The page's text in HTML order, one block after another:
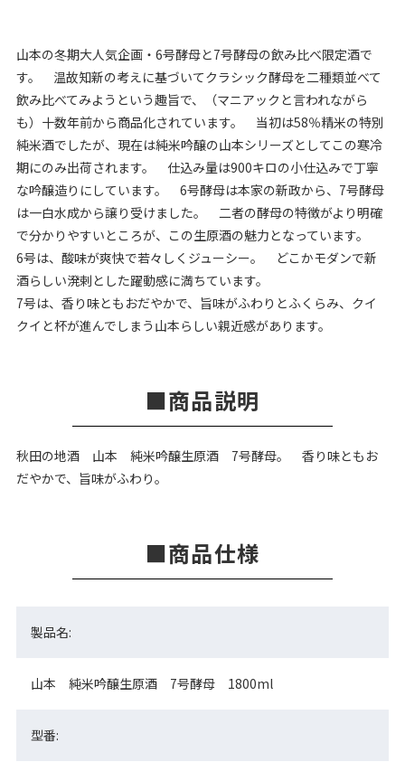
山本の冬期大人気企画・6号酵母と7号酵母の飲み比べ限定酒で
す。 温故知新の考えに基づいてクラシック酵母を二種類並べて
飲み比べてみようという趣旨で、（マニアックと言われながら
も）十数年前から商品化されています。 当初は58％精米の特別
純米酒でしたが、現在は純米吟醸の山本シリーズとしてこの寒冷
期にのみ出荷されます。 仕込み量は900キロの小仕込みで丁寧
な吟醸造りにしています。 6号酵母は本家の新政から、7号酵母
は一白水成から譲り受けました。 二者の酵母の特徴がより明確
で分かりやすいところが、この生原酒の魅力となっています。
6号は、酸味が爽快で若々しくジューシー。 どこかモダンで新
酒らしい溌剌とした躍動感に満ちています。
7号は、香り味ともおだやかで、旨味がふわりとふくらみ、クイ
クイと杯が進んでしまう山本らしい親近感があります。
商品説明
秋田の地酒 山本 純米吟醸生原酒 7号酵母。 香り味ともお
だやかで、旨味がふわり。
商品仕様
製品名:
山本 純米吟醸生原酒 7号酵母 1800ml
型番: